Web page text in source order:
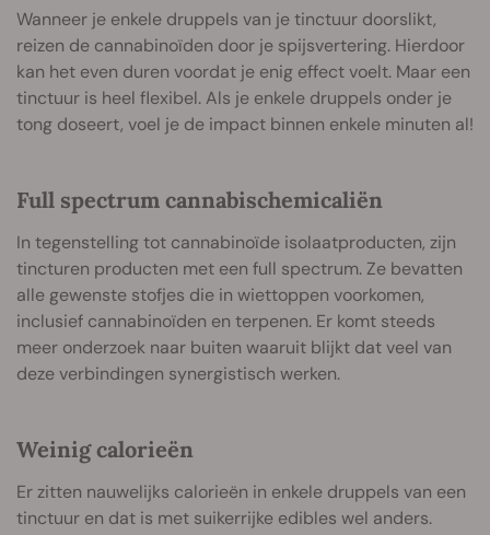
Wanneer je enkele druppels van je tinctuur doorslikt,
reizen de cannabinoïden door je spijsvertering. Hierdoor
kan het even duren voordat je enig effect voelt. Maar een
tinctuur is heel flexibel. Als je enkele druppels onder je
tong doseert, voel je de impact binnen enkele minuten al!
Full spectrum cannabischemicaliën
In tegenstelling tot cannabinoïde isolaatproducten, zijn
tincturen producten met een full spectrum. Ze bevatten
alle gewenste stofjes die in wiettoppen voorkomen,
inclusief cannabinoïden en terpenen. Er komt steeds
meer onderzoek naar buiten waaruit blijkt dat veel van
deze verbindingen synergistisch werken.
Weinig calorieën
Er zitten nauwelijks calorieën in enkele druppels van een
tinctuur en dat is met suikerrijke edibles wel anders.